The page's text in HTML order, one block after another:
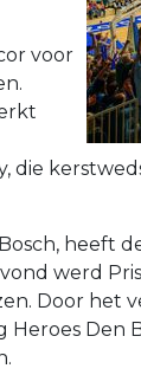
voor
die
heeft
werd
Door het
Den